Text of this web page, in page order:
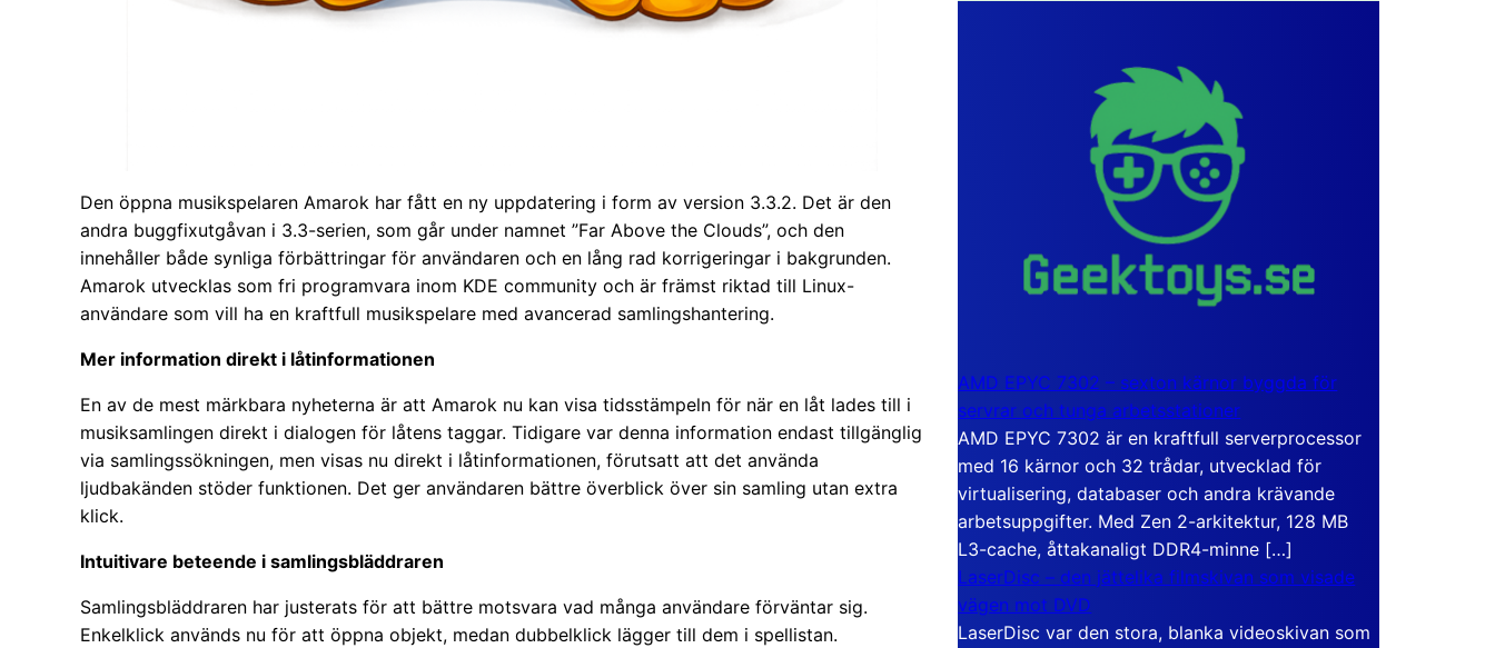
Den öppna musikspelaren Amarok har fått en ny uppdatering i form av version 3.3.2. Det är den
andra buggfixutgåvan i 3.3-serien, som går under namnet ”Far Above the Clouds”, och den
innehåller både synliga förbättringar för användaren och en lång rad korrigeringar i bakgrunden.
Amarok utvecklas som fri programvara inom KDE community och är främst riktad till Linux-
användare som vill ha en kraftfull musikspelare med avancerad samlingshantering.
Mer information direkt i låtinformationen
En av de mest märkbara nyheterna är att Amarok nu kan visa tidsstämpeln för när en låt lades till i
musiksamlingen direkt i dialogen för låtens taggar. Tidigare var denna information endast tillgänglig
via samlingssökningen, men visas nu direkt i låtinformationen, förutsatt att det använda
ljudbakänden stöder funktionen. Det ger användaren bättre överblick över sin samling utan extra
klick.
Intuitivare beteende i samlingsbläddraren
Samlingsbläddraren har justerats för att bättre motsvara vad många användare förväntar sig.
Enkelklick används nu för att öppna objekt, medan dubbelklick lägger till dem i spellistan.
AMD EPYC 7302 – sexton kärnor byggda för
servrar och tunga arbetsstationer
AMD EPYC 7302 är en kraftfull serverprocessor
med 16 kärnor och 32 trådar, utvecklad för
virtualisering, databaser och andra krävande
arbetsuppgifter. Med Zen 2-arkitektur, 128 MB
L3-cache, åttakanaligt DDR4-minne […]
LaserDisc – den jättelika filmskivan som visade
vägen mot DVD
LaserDisc var den stora, blanka videoskivan som